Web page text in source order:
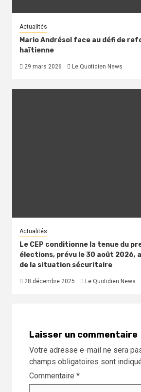
Actualités
Mario Andrésol face au défi de
haïtienne
29 mars 2026 Le Quotidien News
Actualités
Le CEP conditionne la tenue du
élections, prévu le 30 août 2026,
de la situation sécuritaire
28 décembre 2025 Le Quotidien News
Laisser un commentaire
Votre adresse e-mail ne sera
champs obligatoires sont
Commentaire *